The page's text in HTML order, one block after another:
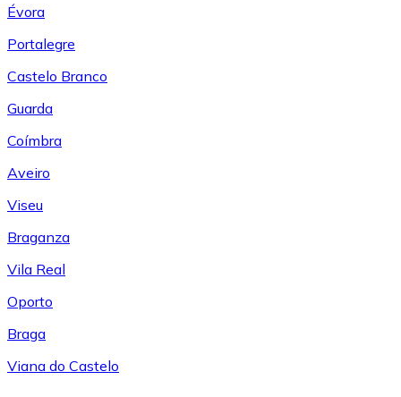
Évora
Portalegre
Castelo Branco
Guarda
Coímbra
Aveiro
Viseu
Braganza
Vila Real
Oporto
Braga
Viana do Castelo